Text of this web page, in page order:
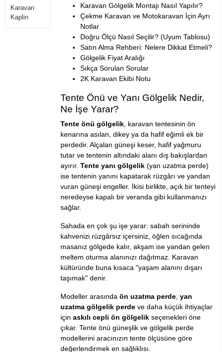
Karavan
Kaplin
Karavan Gölgelik Montajı Nasıl Yapılır?
Çekme Karavan ve Motokaravan İçin Ayrı
Notlar
Doğru Ölçü Nasıl Seçilir? (Uyum Tablosu)
Satın Alma Rehberi: Nelere Dikkat Etmeli?
Gölgelik Fiyat Aralığı
Sıkça Sorulan Sorular
2K Karavan Ekibi Notu
Tente Önü ve Yanı Gölgelik Nedir,
Ne İşe Yarar?
Tente önü gölgelik, karavan tentesinin ön
kenarına asılan, dikey ya da hafif eğimli ek bir
perdedir. Alçalan güneşi keser, hafif yağmuru
tutar ve tentenin altındaki alanı dış bakışlardan
ayırır. Tente yanı gölgelik (yan uzatma perde)
ise tentenin yanını kapatarak rüzgârı ve yandan
vuran güneşi engeller. İkisi birlikte, açık bir tenteyi
neredeyse kapalı bir veranda gibi kullanmanızı
sağlar.
Sahada en çok şu işe yarar: sabah serininde
kahvenizi rüzgârsız içersiniz, öğlen sıcağında
masanız gölgede kalır, akşam ise yandan gelen
meltem oturma alanınızı dağıtmaz. Karavan
kültüründe buna kısaca "yaşam alanını dışarı
taşımak" denir.
Modeller arasında ön uzatma perde, yan
uzatma gölgelik perde ve daha küçük ihtiyaçlar
için askılı cepli ön gölgelik seçenekleri öne
çıkar. Tente önü güneşlik ve gölgelik perde
modellerini aracınızın tente ölçüsüne göre
değerlendirmek en sağlıklısı.